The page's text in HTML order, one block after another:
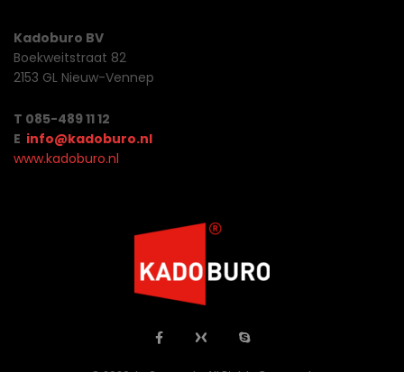
Kadoburo BV
Boekweitstraat 82
2153 GL Nieuw-Vennep
T 085-489 11 12
E info@kadoburo.nl
www.kadoburo.nl